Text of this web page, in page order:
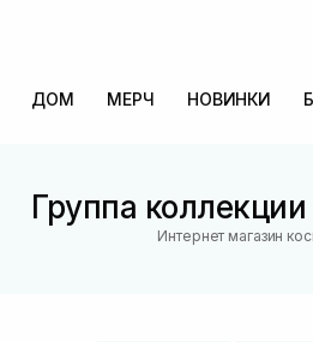
ДОМ МЕРЧ НОВИНКИ
Группа
Интернет магазин